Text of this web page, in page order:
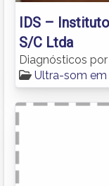
IDS –
S/C Ltda
Diagnósticos
Ultra-som